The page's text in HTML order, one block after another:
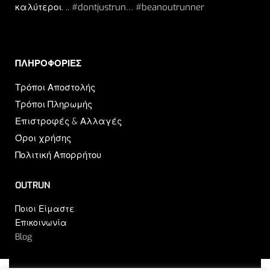
καλύτεροι. .. #dontjustrun… #beanoutrunner
ΠΛΗΡΟΦΟΡΙΕΣ​
Τρόποι Αποστολής
Τρόποι Πληρωμής
Επιστροφές & Αλλαγές
Όροι χρήσης
Πολιτική Απορρήτου
OUTRUN
Ποιοι Είμαστε
Επικοινωνία
Blog